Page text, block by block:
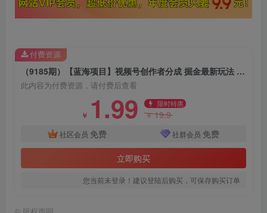
（9185期）【蓝海项目】视频号创作者分成 掘金最新玩法 稳定每天撸500米 适合新人小白
此内容为付费资源，请付费后查看
￥ 1.99 限时特惠
￥19.9
社区会员 免费 社群会员 免费
立即购买
您当前未登录！建议登陆后购买，可保存购买订单
付费资源